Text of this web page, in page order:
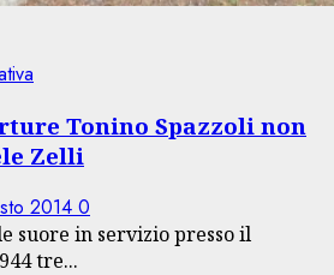
Tonino Spazzoli non
Zelli
2014 0
suore in servizio presso il
tre...